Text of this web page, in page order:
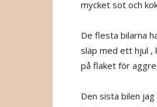
mycket sot och
De flesta bilarna
släp med ett hjul ,
på flaket för
Den sista bilen